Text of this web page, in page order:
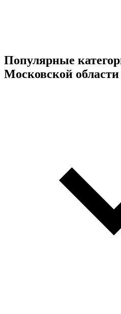
Популярные
Московской области